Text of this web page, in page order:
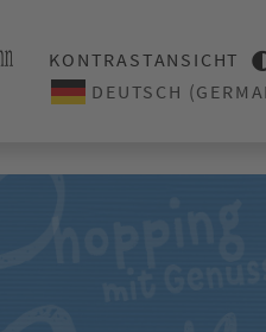
KONTRASTANSICHT